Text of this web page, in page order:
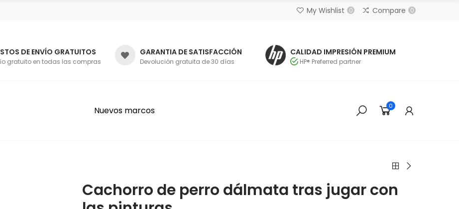
My Wishlist 0 Compare 0
DE ENVÍO GRATUITOS
gratuito en todas las compras
GARANTIA DE SATISFACCIÓN
Devolución gratuita de 30 días
CALIDAD IMPRESIÓN PREMIUM
HP® Preferred partner
Nuevos marcos 0
Cachorro de perro dálmata tras jugar con